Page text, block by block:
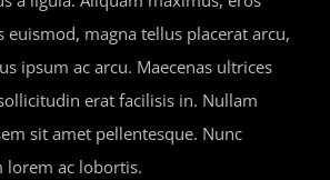
magna tellus placerat arcu,
ipsum ac arcu. Maecenas ultrices
erat facilisis in. Nullam
sit amet pellentesque. Nunc
lorem ac lobortis.